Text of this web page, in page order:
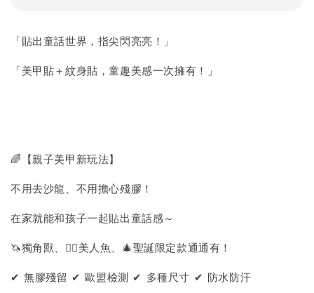
「貼出童話世界，指尖閃亮亮！」
「美甲貼＋紋身貼，童趣美感一次擁有！」
🌈【親子美甲新玩法】
不用去沙龍、不用擔心殘膠！
在家就能和孩子一起貼出童話感～
🦄獨角獸、🧜‍♀️美人魚、🎄聖誕限定款通通有！
✔ 無膠殘留 ✔ 歐盟檢測 ✔ 多種尺寸 ✔ 防水防汗